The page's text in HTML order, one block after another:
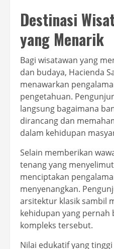
Destinasi
yang Menarik
Bagi wisatawan yang
dan budaya, Hacienda
menawarkan
pengetahuan.
langsung bagaimana
dirancang dan
dalam kehidupan
Selain memberikan
tenang yang
menciptakan
menyenangkan.
arsitektur klasik sambil
kehidupan yang pernah
kompleks tersebut.
Nilai edukatif yang